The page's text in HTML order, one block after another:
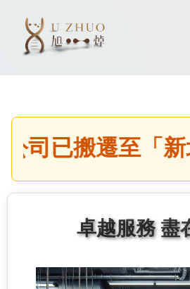
搬遷至「新北市
卓越服務 盡